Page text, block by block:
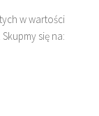
w wartości
się na: